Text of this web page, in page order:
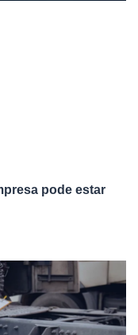
pode estar